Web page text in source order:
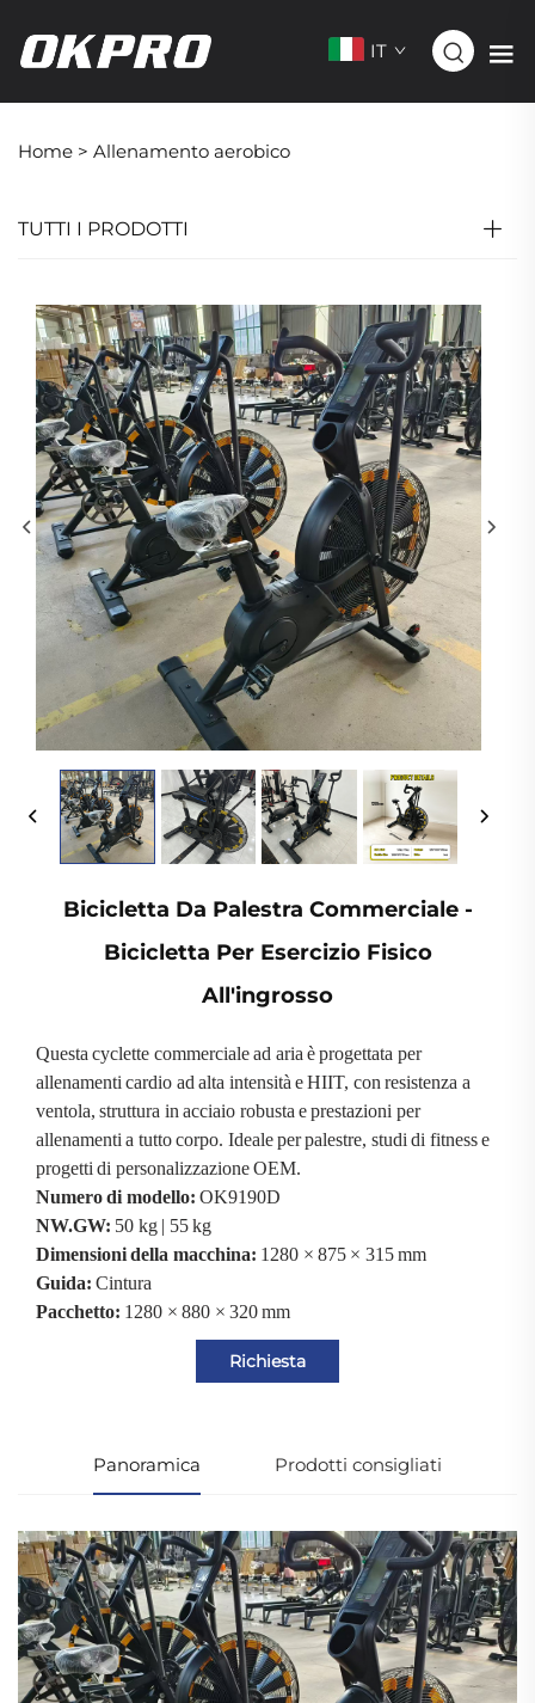
IT
Home > Allenamento aerobico
TUTTI I PRODOTTI
Bicicletta Da Palestra Commerciale -
Bicicletta Per Esercizio Fisico
All'ingrosso
Questa cyclette commerciale ad aria è progettata per
allenamenti cardio ad alta intensità e HIIT, con resistenza a
ventola, struttura in acciaio robusta e prestazioni per
allenamenti a tutto corpo. Ideale per palestre, studi di fitness e
progetti di personalizzazione OEM.
Numero di modello:OK9190D
NW.GW: 50 kg | 55 kg
Dimensioni della macchina: 1280 × 875 × 315 mm
Guida:Cintura
Pacchetto: 1280 × 880 × 320 mm
Richiesta
Panoramica Prodotti consigliati